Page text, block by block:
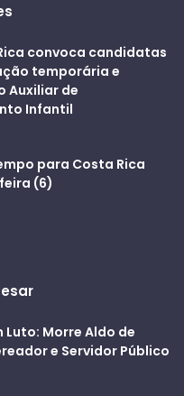
convoca candidatas
temporária e
Auxiliar de
Infantil
para Costa Rica
(6)
Morre Aldo de
e Servidor Público